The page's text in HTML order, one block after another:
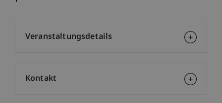
Veranstaltungsdetails
Kontakt